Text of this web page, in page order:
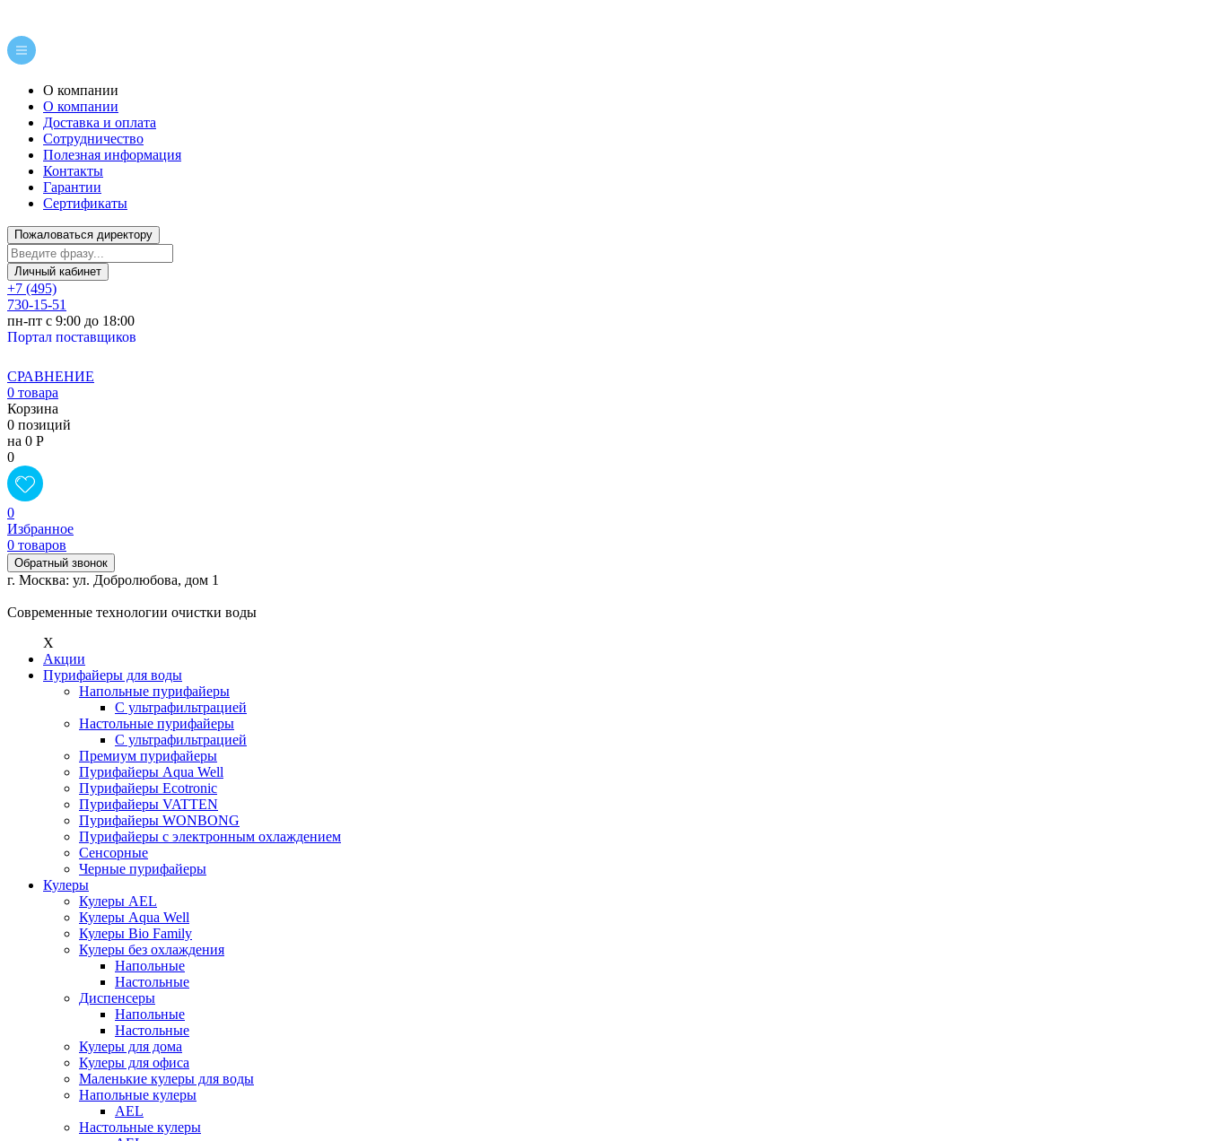
О компании
О компании
Доставка и оплата
Сотрудничество
Полезная информация
Контакты
Гарантии
Сертификаты
Пожаловаться директору
Личный кабинет
+7 (495)
730-15-51
пн-пт с 9:00 до 18:00
Портал поставщиков
СРАВНЕНИЕ
0 товара
Корзина
0 позиций
на 0 Р
0
0
Избранное
0 товаров
Обратный звонок
г. Москва: ул. Добролюбова, дом 1
Современные технологии очистки воды
X
Акции
Пурифайеры для воды
Напольные пурифайеры
С ультрафильтрацией
Настольные пурифайеры
С ультрафильтрацией
Премиум пурифайеры
Пурифайеры Aqua Well
Пурифайеры Ecotronic
Пурифайеры VATTEN
Пурифайеры WONBONG
Пурифайеры с электронным охлаждением
Сенсорные
Черные пурифайеры
Кулеры
Кулеры AEL
Кулеры Aqua Well
Кулеры Bio Family
Кулеры без охлаждения
Напольные
Настольные
Диспенсеры
Напольные
Настольные
Кулеры для дома
Кулеры для офиса
Маленькие кулеры для воды
Напольные кулеры
AEL
Настольные кулеры